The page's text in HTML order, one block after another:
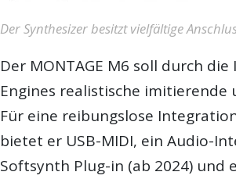
Der Synthesizer besitzt vielfältige
Der MONTAGE M6 soll durch
Engines realistische imitierende
Für eine reibungslose
bietet er USB-MIDI, ein Audio-
Softsynth Plug-in (ab 2024) und